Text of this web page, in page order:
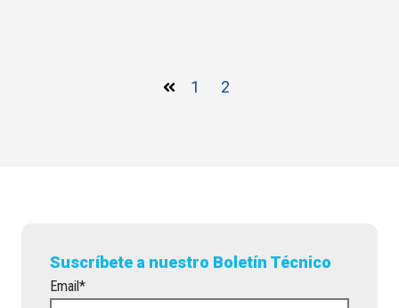
1 2
Suscríbete a nuestro Boletín Técnico
Email*